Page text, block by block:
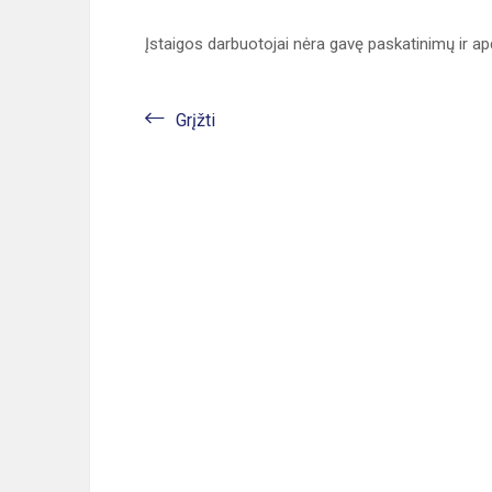
Įstaigos darbuotojai nėra gavę paskatinimų ir
Grįžti